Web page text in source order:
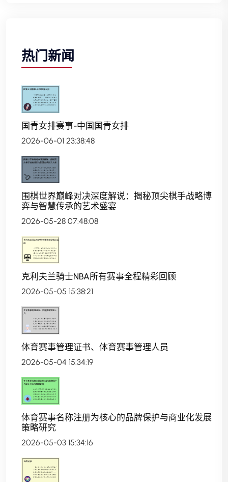
热门新闻
国青女排赛事-中国国青女排
2026-06-01 23:38:48
围棋世界巅峰对决深度解说：揭秘顶尖棋手战略博
弈与智慧传承的艺术盛宴
2026-05-28 07:48:08
克利夫兰骑士NBA所有赛事全程精彩回顾
2026-05-05 15:38:21
体育赛事管理证书、体育赛事管理人员
2026-05-04 15:34:19
体育赛事名称注册为核心的品牌保护与商业化发展
策略研究
2026-05-03 15:34:16